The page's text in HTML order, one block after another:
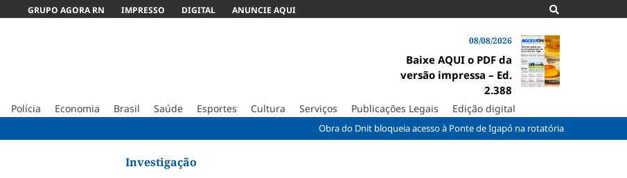
GRUPO AGORA RN IMPRESSO DIGITAL ANUNCIE AQUI
08/08/2026
Baixe AQUI o PDF da
versão impressa – Ed.
2.388
Polícia Economia Brasil Saúde Esportes Cultura Serviços Publicações Legais Edição digital
Obra do Dnit bloqueia acesso à Ponte de Igapó na rotatória do Parque dos Coqueiros
Investigação